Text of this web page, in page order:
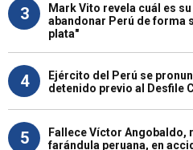
3
Mark Vito revela cuál es
abandonar Perú de forma
plata"
4
Ejército del Perú se
detenido previo al Desfile
5
Fallece Víctor Angobaldo,
farándula peruana, en